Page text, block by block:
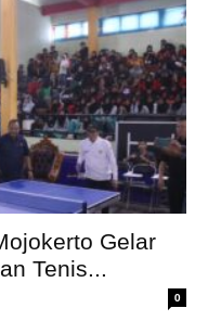
Gelar
Tenis...
0